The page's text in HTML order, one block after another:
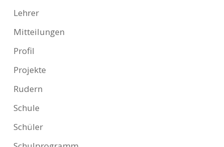
Lehrer
Mitteilungen
Profil
Projekte
Rudern
Schule
Schüler